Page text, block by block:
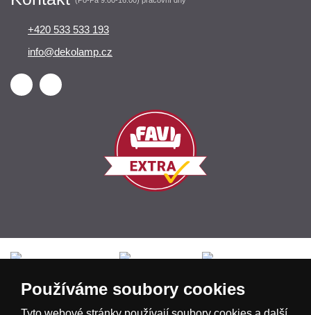
+420 533 533 193
info@dekolamp.cz
Magyarország Österreich België
Používáme soubory cookies